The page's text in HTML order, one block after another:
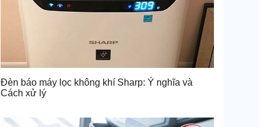
Đèn báo máy lọc không khí Sharp: Ý nghĩa và
Cách xử lý